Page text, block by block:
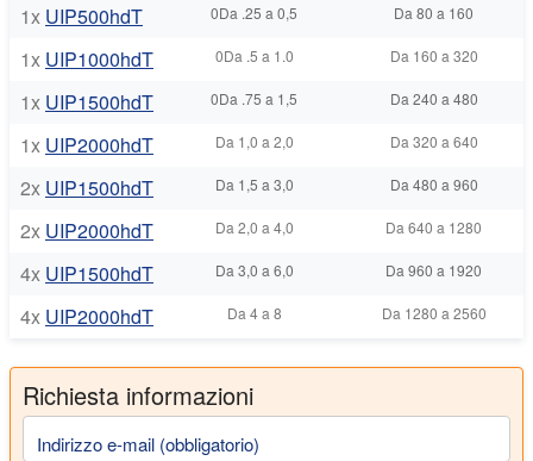
1x UIP500hdT 0Da .25 a 0,5 Da 80 a 160
1x UIP1000hdT 0Da .5 a 1.0 Da 160 a 320
1x UIP1500hdT 0Da .75 a 1,5 Da 240 a 480
1x UIP2000hdT Da 1,0 a 2,0 Da 320 a 640
2x UIP1500hdT Da 1,5 a 3,0 Da 480 a 960
2x UIP2000hdT Da 2,0 a 4,0 Da 640 a 1280
4x UIP1500hdT Da 3,0 a 6,0 Da 960 a 1920
4x UIP2000hdT Da 4 a 8 Da 1280 a 2560
Richiesta informazioni
Indirizzo e-mail (obbligatorio)